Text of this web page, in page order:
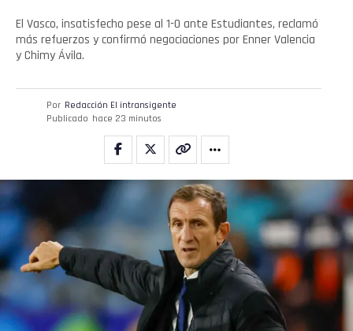
El Vasco, insatisfecho pese al 1-0 ante Estudiantes, reclamó
más refuerzos y confirmó negociaciones por Enner Valencia
y Chimy Ávila.
Por Redacción El intransigente
Publicado hace 23 minutos